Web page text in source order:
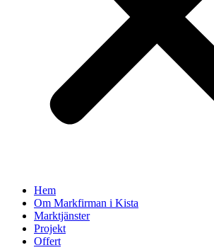
Hem
Om Markfirman i Kista
Marktjänster
Projekt
Offert